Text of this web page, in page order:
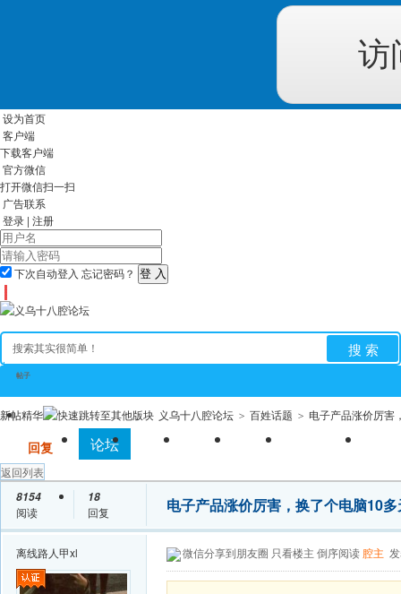
访
设为首页
客户端
下载客户端
官方微信
打开微信扫一扫
广告联系
登录 | 注册
下次自动登入 忘记密码？
帖子
搜 索
全站首页 论坛 房产 相亲 亲子 求职招聘
新帖精华 义乌十八腔论坛 > 百姓话题 > 电子产品涨价厉害
回复
返回列表
8154
阅读
18
回复
电子产品涨价厉害，换了个电脑10
离线路人甲xl 微信分享到朋友圈 只看楼主 倒序阅读 腔主